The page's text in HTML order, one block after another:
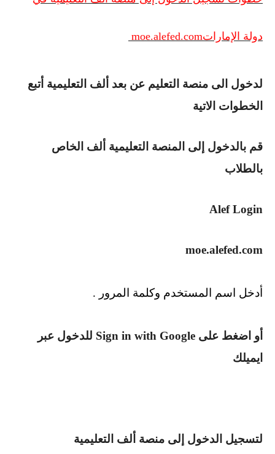
دولة الإماراتmoe.alefed.com
لدخول الى منصة التعليم عن بعد ألف التعليمية أتبع
الخطوات الاتية
قم بالدخول إلى المنصة التعليمية ألف الخاص
بالطلاب
Alef Login
moe.alefed.com
أدخل اسم المستخدم وكلمة المرور .
أو اضغط على Sign in with Google للدخول عبر
ايميلك
لتسجيل الدخول إلى منصة ألف التعليمية